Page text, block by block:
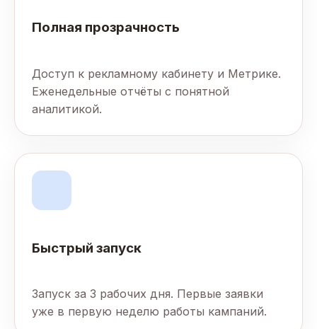
Полная прозрачность
Доступ к рекламному кабинету и Метрике.
Еженедельные отчёты с понятной
аналитикой.
Быстрый запуск
Запуск за 3 рабочих дня. Первые заявки
уже в первую неделю работы кампаний.